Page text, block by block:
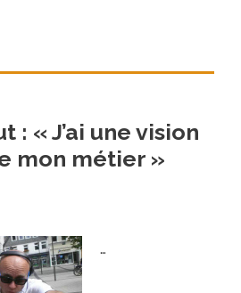
: « J’ai une vision
mon métier »
…